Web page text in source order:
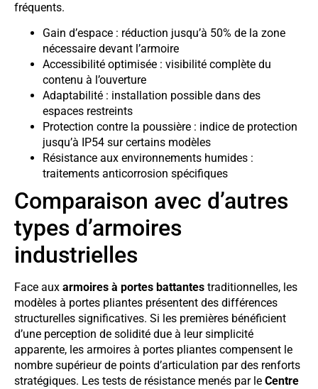
fréquents.
Gain d’espace : réduction jusqu’à 50% de la zone
nécessaire devant l’armoire
Accessibilité optimisée : visibilité complète du
contenu à l’ouverture
Adaptabilité : installation possible dans des
espaces restreints
Protection contre la poussière : indice de protection
jusqu’à IP54 sur certains modèles
Résistance aux environnements humides :
traitements anticorrosion spécifiques
Comparaison avec d’autres
types d’armoires
industrielles
Face aux armoires à portes battantes traditionnelles, les
modèles à portes pliantes présentent des différences
structurelles significatives. Si les premières bénéficient
d’une perception de solidité due à leur simplicité
apparente, les armoires à portes pliantes compensent le
nombre supérieur de points d’articulation par des renforts
stratégiques. Les tests de résistance menés par le Centre